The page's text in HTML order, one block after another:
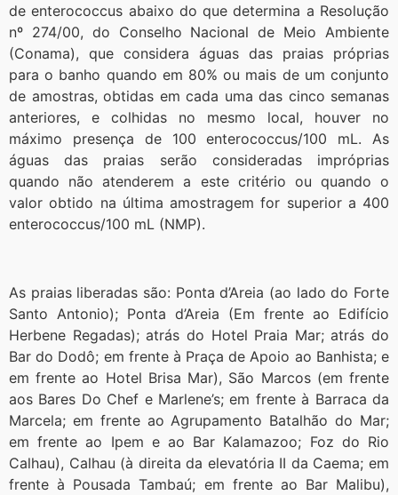
de enterococcus abaixo do que determina a Resolução
nº 274/00, do Conselho Nacional de Meio Ambiente
(Conama), que considera águas das praias próprias
para o banho quando em 80% ou mais de um conjunto
de amostras, obtidas em cada uma das cinco semanas
anteriores, e colhidas no mesmo local, houver no
máximo presença de 100 enterococcus/100 mL. As
águas das praias serão consideradas impróprias
quando não atenderem a este critério ou quando o
valor obtido na última amostragem for superior a 400
enterococcus/100 mL (NMP).
As praias liberadas são: Ponta d’Areia (ao lado do Forte
Santo Antonio); Ponta d’Areia (Em frente ao Edifício
Herbene Regadas); atrás do Hotel Praia Mar; atrás do
Bar do Dodô; em frente à Praça de Apoio ao Banhista; e
em frente ao Hotel Brisa Mar), São Marcos (em frente
aos Bares Do Chef e Marlene’s; em frente à Barraca da
Marcela; em frente ao Agrupamento Batalhão do Mar;
em frente ao Ipem e ao Bar Kalamazoo; Foz do Rio
Calhau), Calhau (à direita da elevatória II da Caema; em
frente à Pousada Tambaú; em frente ao Bar Malibu),